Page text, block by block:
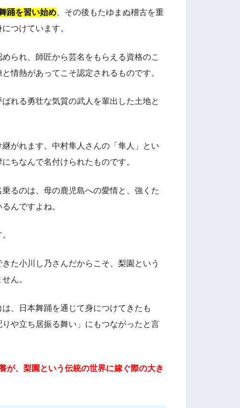
踊を習い始め、その後もたゆまぬ稽古を重
つけています。
られ、師匠から芸名をもらえる資格のこ
情熱があってこそ認定されるものです。
れる勇壮な気質の武人を輩出した土地と
がれます。中村隼人さんの「隼人」とい
ちなんで名付けられたものです。
るのは、母の鹿児島への愛情と、強くた
んですよね。
た小川し乃さんだからこそ、梨園という
ん。
、日本舞踊を通じて身につけてきたも
や立ち居振る舞い」にもつながったと言
が、梨園という伝統の世界に嫁ぐ際の大き